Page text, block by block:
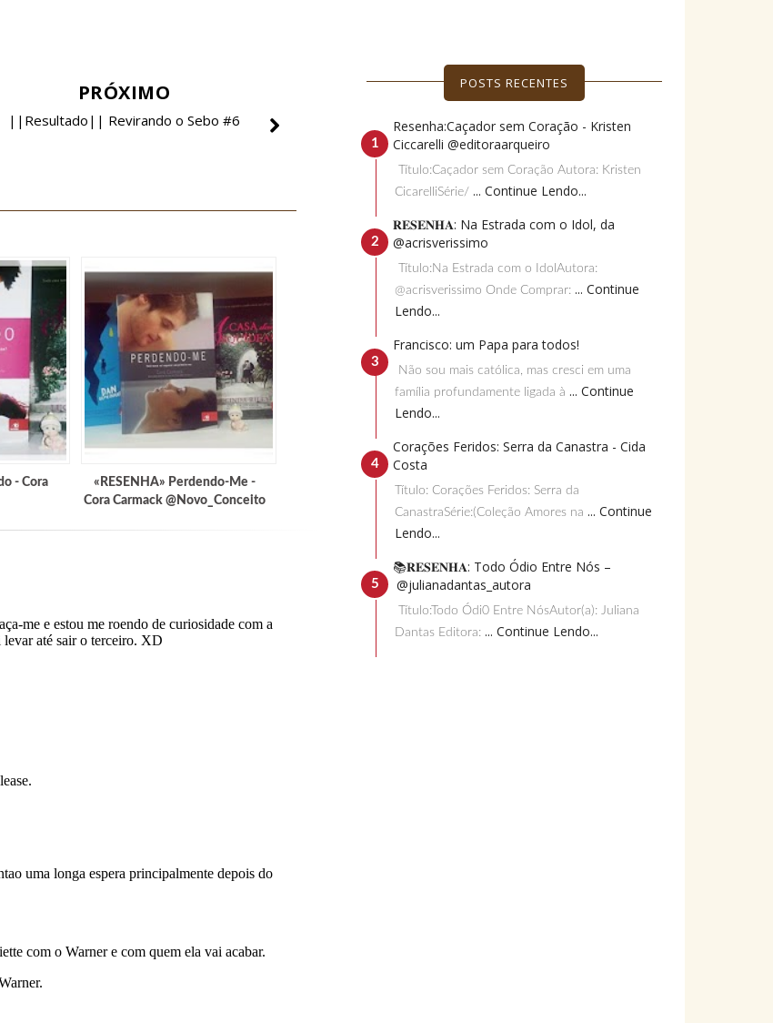
PRÓXIMO
||Resultado|| Revirando o Sebo #6
- Cora
«RESENHA» Perdendo-Me -
Cora Carmack @Novo_Conceito
POSTS RECENTES
Resenha:Caçador sem Coração - Kristen
Ciccarelli @editoraarqueiro
Título:Caçador sem Coração Autora: Kristen
CicarelliSérie/ ... Continue Lendo...
𝐑𝐄𝐒𝐄𝐍𝐇𝐀: Na Estrada com o Idol, da
@acrisverissimo
Título:Na Estrada com o IdolAutora:
@acrisverissimo Onde Comprar: ... Continue
Lendo...
Francisco: um Papa para todos!
Não sou mais católica, mas cresci em uma
família profundamente ligada à ... Continue
Lendo...
Corações Feridos: Serra da Canastra - Cida
Costa
Título: Corações Feridos: Serra da
CanastraSérie:(Coleção Amores na ... Continue
Lendo...
📚𝐑𝐄𝐒𝐄𝐍𝐇𝐀: Todo Ódio Entre Nós –
@julianadantas_autora
Título:Todo Ódi0 Entre NósAutor(a): Juliana
Dantas Editora: ... Continue Lendo...